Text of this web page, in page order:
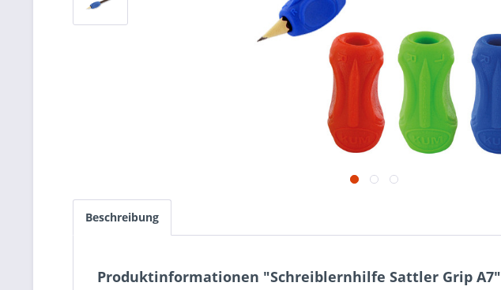
Beschreibung
Produktinformationen "Schreiblernhilfe Sattler Grip A7"